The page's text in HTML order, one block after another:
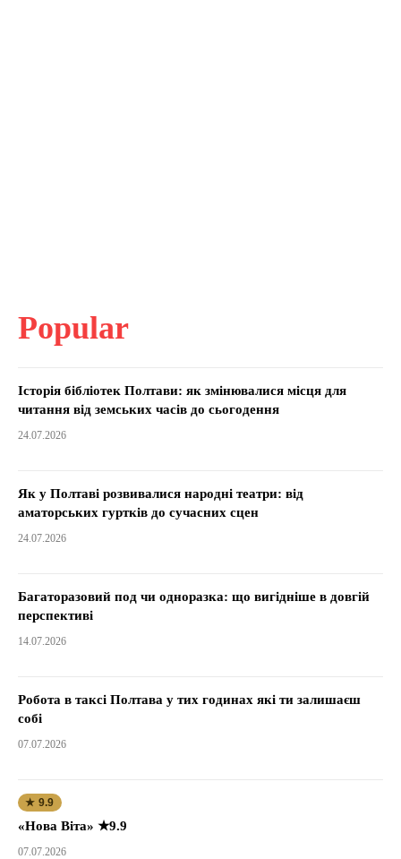
Popular
Історія бібліотек Полтави: як змінювалися місця для
читання від земських часів до сьогодення
24.07.2026
Як у Полтаві розвивалися народні театри: від
аматорських гуртків до сучасних сцен
24.07.2026
Багаторазовий под чи одноразка: що вигідніше в довгій
перспективі
14.07.2026
Робота в таксі Полтава у тих годинах які ти залишаєш
собі
07.07.2026
★ 9.9
«Нова Віта» ★9.9
07.07.2026